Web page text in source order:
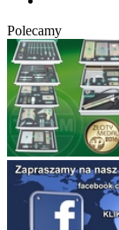
Polecamy